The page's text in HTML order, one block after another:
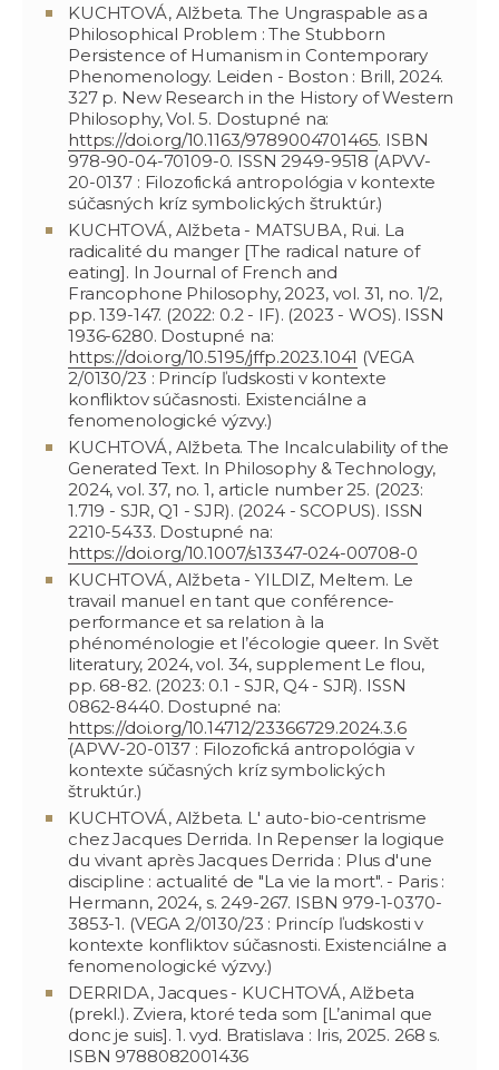
KUCHTOVÁ, Alžbeta. The Ungraspable as a
Philosophical Problem : The Stubborn
Persistence of Humanism in Contemporary
Phenomenology. Leiden - Boston : Brill, 2024.
327 p. New Research in the History of Western
Philosophy, Vol. 5. Dostupné na:
https://doi.org/10.1163/9789004701465. ISBN
978-90-04-70109-0. ISSN 2949-9518 (APVV-
20-0137 : Filozofická antropológia v kontexte
súčasných kríz symbolických štruktúr.)
KUCHTOVÁ, Alžbeta - MATSUBA, Rui. La
radicalité du manger [The radical nature of
eating]. In Journal of French and
Francophone Philosophy, 2023, vol. 31, no. 1/2,
pp. 139-147. (2022: 0.2 - IF). (2023 - WOS). ISSN
1936-6280. Dostupné na:
https://doi.org/10.5195/jffp.2023.1041 (VEGA
2/0130/23 : Princíp ľudskosti v kontexte
konfliktov súčasnosti. Existenciálne a
fenomenologické výzvy.)
KUCHTOVÁ, Alžbeta. The Incalculability of the
Generated Text. In Philosophy & Technology,
2024, vol. 37, no. 1, article number 25. (2023:
1.719 - SJR, Q1 - SJR). (2024 - SCOPUS). ISSN
2210-5433. Dostupné na:
https://doi.org/10.1007/s13347-024-00708-0
KUCHTOVÁ, Alžbeta - YILDIZ, Meltem. Le
travail manuel en tant que conférence-
performance et sa relation à la
phénoménologie et l’écologie queer. In Svět
literatury, 2024, vol. 34, supplement Le flou,
pp. 68-82. (2023: 0.1 - SJR, Q4 - SJR). ISSN
0862-8440. Dostupné na:
https://doi.org/10.14712/23366729.2024.3.6
(APVV-20-0137 : Filozofická antropológia v
kontexte súčasných kríz symbolických
štruktúr.)
KUCHTOVÁ, Alžbeta. L' auto-bio-centrisme
chez Jacques Derrida. In Repenser la logique
du vivant après Jacques Derrida : Plus d'une
discipline : actualité de "La vie la mort". - Paris :
Hermann, 2024, s. 249-267. ISBN 979-1-0370-
3853-1. (VEGA 2/0130/23 : Princíp ľudskosti v
kontexte konfliktov súčasnosti. Existenciálne a
fenomenologické výzvy.)
DERRIDA, Jacques - KUCHTOVÁ, Alžbeta
(prekl.). Zviera, ktoré teda som [L’animal que
donc je suis]. 1. vyd. Bratislava : Iris, 2025. 268 s.
ISBN 9788082001436